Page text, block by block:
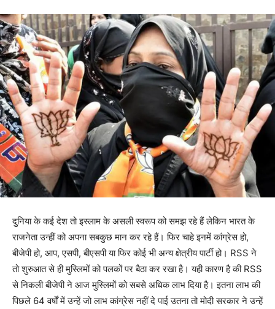
दुनिया के कई देश तो इस्लाम के असली स्वरूप को समझ रहे हैं लेकिन भारत के
राजनेता उन्हीं को अपना सबकुछ मान कर रहे हैं। फिर चाहे इनमें कांग्रेस हो,
बीजेपी हो, आप, एसपी, बीएसपी या फिर कोई भी अन्य क्षेत्रीय पार्टी हो। RSS ने
तो शुरुआत से ही मुस्लिमों को पलकों पर बैठा कर रखा है। यही कारण है की RSS
से निकली बीजेपी ने आज मुस्लिमों को सबसे अधिक लाभ दिया है। इतना लाभ की
पिछले 64 वर्षों में उन्हें जो लाभ कांग्रेस नहीं दे पाई उतना तो मोदी सरकार ने उन्हें